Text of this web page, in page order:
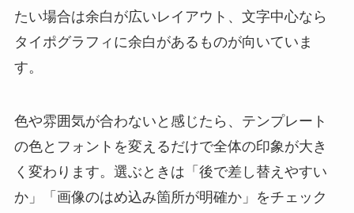
たい場合は余白が広いレイアウト、文字中心なら
タイポグラフィに余白があるものが向いていま
す。
色や雰囲気が合わないと感じたら、テンプレート
の色とフォントを変えるだけで全体の印象が大き
く変わります。選ぶときは「後で差し替えやすい
か」「画像のはめ込み箇所が明確か」をチェック